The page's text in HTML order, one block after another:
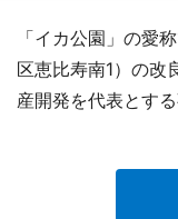
「イカ公園」の愛
区恵比寿南1）の改
産開発を代表とす